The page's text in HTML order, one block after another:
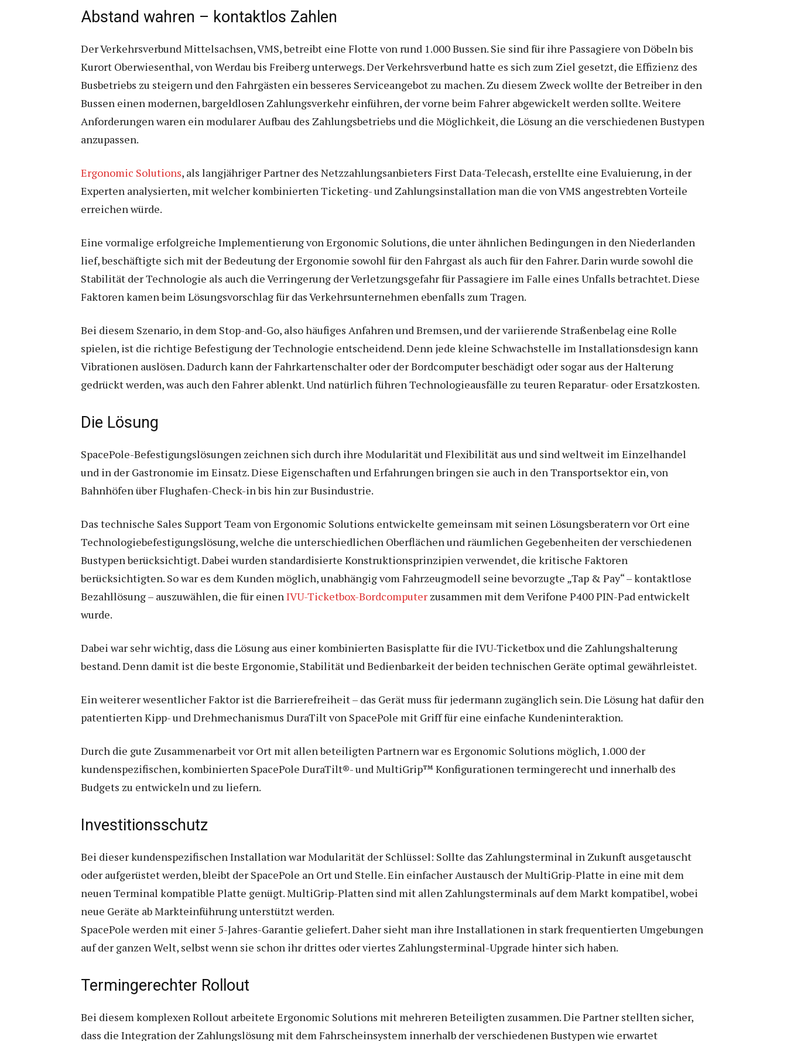
Abstand wahren – kontaktlos Zahlen
Der Verkehrsverbund Mittelsachsen, VMS, betreibt eine Flotte von rund 1.000 Bussen. Sie sind für ihre Passagiere von Döbeln bis
Kurort Oberwiesenthal, von Werdau bis Freiberg unterwegs. Der Verkehrsverbund hatte es sich zum Ziel gesetzt, die Effizienz des
Busbetriebs zu steigern und den Fahrgästen ein besseres Serviceangebot zu machen. Zu diesem Zweck wollte der Betreiber in den
Bussen einen modernen, bargeldlosen Zahlungsverkehr einführen, der vorne beim Fahrer abgewickelt werden sollte. Weitere
Anforderungen waren ein modularer Aufbau des Zahlungsbetriebs und die Möglichkeit, die Lösung an die verschiedenen Bustypen
anzupassen.
Ergonomic Solutions, als langjähriger Partner des Netzzahlungsanbieters First Data-Telecash, erstellte eine Evaluierung, in der
Experten analysierten, mit welcher kombinierten Ticketing- und Zahlungsinstallation man die von VMS angestrebten Vorteile
erreichen würde.
Eine vormalige erfolgreiche Implementierung von Ergonomic Solutions, die unter ähnlichen Bedingungen in den Niederlanden
lief, beschäftigte sich mit der Bedeutung der Ergonomie sowohl für den Fahrgast als auch für den Fahrer. Darin wurde sowohl die
Stabilität der Technologie als auch die Verringerung der Verletzungsgefahr für Passagiere im Falle eines Unfalls betrachtet. Diese
Faktoren kamen beim Lösungsvorschlag für das Verkehrsunternehmen ebenfalls zum Tragen.
Bei diesem Szenario, in dem Stop-and-Go, also häufiges Anfahren und Bremsen, und der variierende Straßenbelag eine Rolle
spielen, ist die richtige Befestigung der Technologie entscheidend. Denn jede kleine Schwachstelle im Installationsdesign kann
Vibrationen auslösen. Dadurch kann der Fahrkartenschalter oder der Bordcomputer beschädigt oder sogar aus der Halterung
gedrückt werden, was auch den Fahrer ablenkt. Und natürlich führen Technologieausfälle zu teuren Reparatur- oder Ersatzkosten.
Die Lösung
SpacePole-Befestigungslösungen zeichnen sich durch ihre Modularität und Flexibilität aus und sind weltweit im Einzelhandel
und in der Gastronomie im Einsatz. Diese Eigenschaften und Erfahrungen bringen sie auch in den Transportsektor ein, von
Bahnhöfen über Flughafen-Check-in bis hin zur Busindustrie.
Das technische Sales Support Team von Ergonomic Solutions entwickelte gemeinsam mit seinen Lösungsberatern vor Ort eine
Technologiebefestigungslösung, welche die unterschiedlichen Oberflächen und räumlichen Gegebenheiten der verschiedenen
Bustypen berücksichtigt. Dabei wurden standardisierte Konstruktionsprinzipien verwendet, die kritische Faktoren
berücksichtigten. So war es dem Kunden möglich, unabhängig vom Fahrzeugmodell seine bevorzugte „Tap & Pay“ – kontaktlose
Bezahllösung – auszuwählen, die für einen IVU-Ticketbox-Bordcomputer zusammen mit dem Verifone P400 PIN-Pad entwickelt
wurde.
Dabei war sehr wichtig, dass die Lösung aus einer kombinierten Basisplatte für die IVU-Ticketbox und die Zahlungshalterung
bestand. Denn damit ist die beste Ergonomie, Stabilität und Bedienbarkeit der beiden technischen Geräte optimal gewährleistet.
Ein weiterer wesentlicher Faktor ist die Barrierefreiheit – das Gerät muss für jedermann zugänglich sein. Die Lösung hat dafür den
patentierten Kipp- und Drehmechanismus DuraTilt von SpacePole mit Griff für eine einfache Kundeninteraktion.
Durch die gute Zusammenarbeit vor Ort mit allen beteiligten Partnern war es Ergonomic Solutions möglich, 1.000 der
kundenspezifischen, kombinierten SpacePole DuraTilt®- und MultiGrip™ Konfigurationen termingerecht und innerhalb des
Budgets zu entwickeln und zu liefern.
Investitionsschutz
Bei dieser kundenspezifischen Installation war Modularität der Schlüssel: Sollte das Zahlungsterminal in Zukunft ausgetauscht
oder aufgerüstet werden, bleibt der SpacePole an Ort und Stelle. Ein einfacher Austausch der MultiGrip-Platte in eine mit dem
neuen Terminal kompatible Platte genügt. MultiGrip-Platten sind mit allen Zahlungsterminals auf dem Markt kompatibel, wobei
neue Geräte ab Markteinführung unterstützt werden.
SpacePole werden mit einer 5-Jahres-Garantie geliefert. Daher sieht man ihre Installationen in stark frequentierten Umgebungen
auf der ganzen Welt, selbst wenn sie schon ihr drittes oder viertes Zahlungsterminal-Upgrade hinter sich haben.
Termingerechter Rollout
Bei diesem komplexen Rollout arbeitete Ergonomic Solutions mit mehreren Beteiligten zusammen. Die Partner stellten sicher,
dass die Integration der Zahlungslösung mit dem Fahrscheinsystem innerhalb der verschiedenen Bustypen wie erwartet